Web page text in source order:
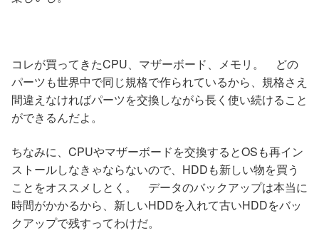
コレが買ってきたCPU、マザーボード、メモリ。 どの
パーツも世界中で同じ規格で作られているから、規格さえ
間違えなければパーツを交換しながら長く使い続けること
ができるんだよ。
ちなみに、CPUやマザーボードを交換するとOSも再イン
ストールしなきゃならないので、HDDも新しい物を買う
ことをオススメしとく。 データのバックアップは本当に
時間がかかるから、新しいHDDを入れて古いHDDをバッ
クアップで残すってわけだ。